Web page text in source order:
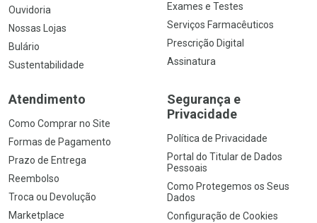
Ouvidoria
Nossas Lojas
Bulário
Sustentabilidade
Exames e Testes
Serviços Farmacêuticos
Prescrição Digital
Assinatura
Atendimento
Como Comprar no Site
Formas de Pagamento
Prazo de Entrega
Reembolso
Troca ou Devolução
Marketplace
Segurança e
Privacidade
Política de Privacidade
Portal do Titular de Dados
Pessoais
Como Protegemos os Seus
Dados
Configuração de Cookies